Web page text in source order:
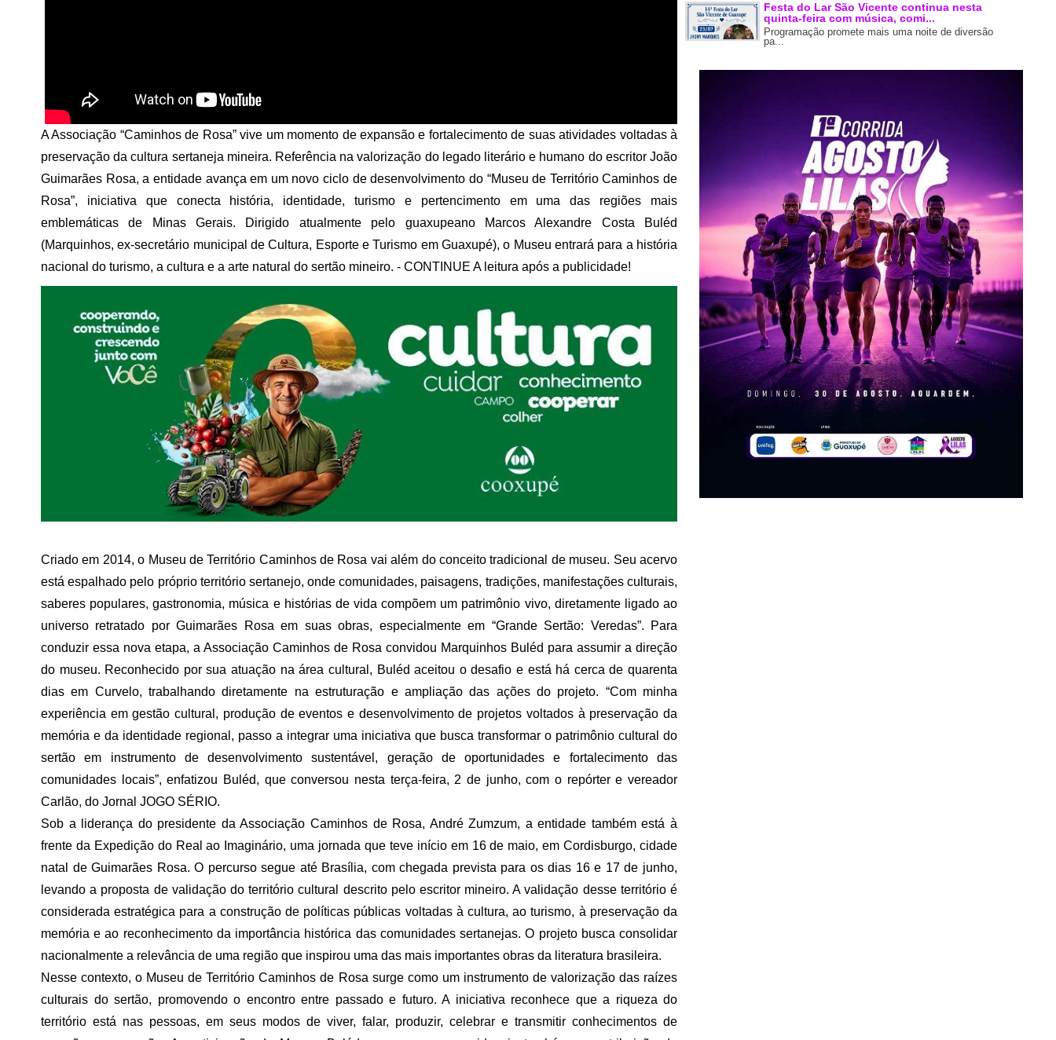
A Associação “Caminhos de Rosa” vive um momento de expansão e fortalecimento de suas atividades voltadas à
preservação da cultura sertaneja mineira. Referência na valorização do legado literário e humano do escritor João
Guimarães Rosa, a entidade avança em um novo ciclo de desenvolvimento do “Museu de Território Caminhos de
Rosa”, iniciativa que conecta história, identidade, turismo e pertencimento em uma das regiões mais
emblemáticas de Minas Gerais. Dirigido atualmente pelo guaxupeano Marcos Alexandre Costa Buléd
(Marquinhos, ex-secretário municipal de Cultura, Esporte e Turismo em Guaxupé), o Museu entrará para a história
nacional do turismo, a cultura e a arte natural do sertão mineiro. - CONTINUE A leitura após a publicidade!
Criado em 2014, o Museu de Território Caminhos de Rosa vai além do conceito tradicional de museu. Seu acervo
está espalhado pelo próprio território sertanejo, onde comunidades, paisagens, tradições, manifestações culturais,
saberes populares, gastronomia, música e histórias de vida compõem um patrimônio vivo, diretamente ligado ao
universo retratado por Guimarães Rosa em suas obras, especialmente em “Grande Sertão: Veredas”. Para
conduzir essa nova etapa, a Associação Caminhos de Rosa convidou Marquinhos Buléd para assumir a direção
do museu. Reconhecido por sua atuação na área cultural, Buléd aceitou o desafio e está há cerca de quarenta
dias em Curvelo, trabalhando diretamente na estruturação e ampliação das ações do projeto. “Com minha
experiência em gestão cultural, produção de eventos e desenvolvimento de projetos voltados à preservação da
memória e da identidade regional, passo a integrar uma iniciativa que busca transformar o patrimônio cultural do
sertão em instrumento de desenvolvimento sustentável, geração de oportunidades e fortalecimento das
comunidades locais”, enfatizou Buléd, que conversou nesta terça-feira, 2 de junho, com o repórter e vereador
Carlão, do Jornal JOGO SÉRIO.
Sob a liderança do presidente da Associação Caminhos de Rosa, André Zumzum, a entidade também está à
frente da Expedição do Real ao Imaginário, uma jornada que teve início em 16 de maio, em Cordisburgo, cidade
natal de Guimarães Rosa. O percurso segue até Brasília, com chegada prevista para os dias 16 e 17 de junho,
levando a proposta de validação do território cultural descrito pelo escritor mineiro. A validação desse território é
considerada estratégica para a construção de políticas públicas voltadas à cultura, ao turismo, à preservação da
memória e ao reconhecimento da importância histórica das comunidades sertanejas. O projeto busca consolidar
nacionalmente a relevância de uma região que inspirou uma das mais importantes obras da literatura brasileira.
Nesse contexto, o Museu de Território Caminhos de Rosa surge como um instrumento de valorização das raízes
culturais do sertão, promovendo o encontro entre passado e futuro. A iniciativa reconhece que a riqueza do
território está nas pessoas, em seus modos de viver, falar, produzir, celebrar e transmitir conhecimentos de
Festa do Lar São Vicente continua nesta
quinta-feira com música, comi...
Programação promete mais uma noite de diversão
pa...